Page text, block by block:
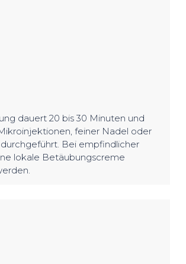
dauert 20 bis 30 Minuten und
feiner Nadel oder
Bei empfindlicher
lokale Betäubungscreme